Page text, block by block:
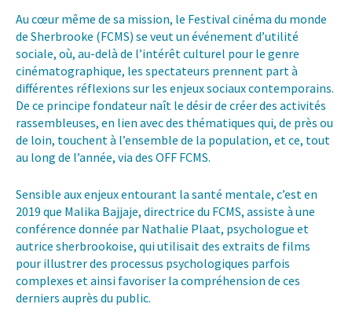
Au cœur même de sa mission, le Festival cinéma du monde
de Sherbrooke (FCMS) se veut un événement d’utilité
sociale, où, au-delà de l’intérêt culturel pour le genre
cinématographique, les spectateurs prennent part à
différentes réflexions sur les enjeux sociaux contemporains.
De ce principe fondateur naît le désir de créer des activités
rassembleuses, en lien avec des thématiques qui, de près ou
de loin, touchent à l’ensemble de la population, et ce, tout
au long de l’année, via des OFF FCMS.
Sensible aux enjeux entourant la santé mentale, c’est en
2019 que Malika Bajjaje, directrice du FCMS, assiste à une
conférence donnée par Nathalie Plaat, psychologue et
autrice sherbrookoise, qui utilisait des extraits de films
pour illustrer des processus psychologiques parfois
complexes et ainsi favoriser la compréhension de ces
derniers auprès du public.